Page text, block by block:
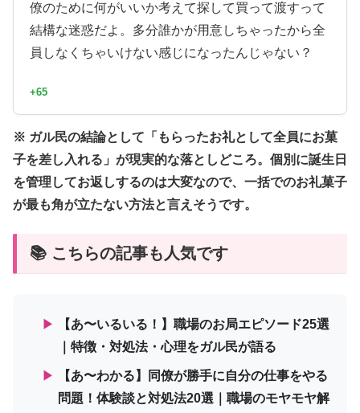
僚のために何がいいか考えて探して買って渡すって
結構な迷惑だよ。多分誰かが用意しちゃったから全
員しなくちゃいけない感じになったんじゃない？
+65
※ ガル民の結論として「もらったお礼として全員にお菓
子を差し入れる」が現実的な落としどころ。個別に誕生日
を管理してお返しするのは大変なので、一括でのお礼菓子
が最も角が立たない方法と言えそうです。
📚 こちらの記事も人気です
▶
【あ〜いるいる！】職場のお局エピソード25選
｜特徴・対処法・心理をガル民が語る
▶
【あ〜わかる】同僚が勝手に自分の仕事をやる
問題！体験談と対処法20選｜職場のモヤモヤ解